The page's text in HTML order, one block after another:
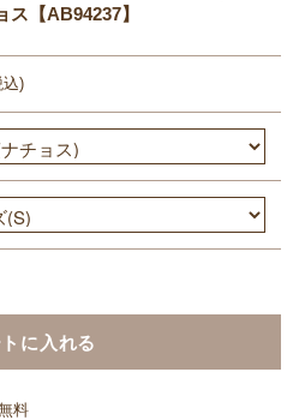
【AB94237】
込)
に入れる
料